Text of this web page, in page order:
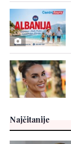
Najčitanije